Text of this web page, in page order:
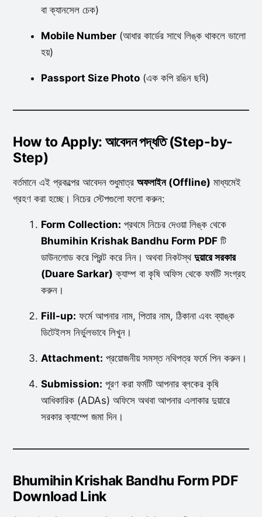
বা ক্যানসেল চেক)
Mobile Number(আধার কার্ডের সাথে লিঙ্ক থাকলে ভালো
হয়)
Passport Size Photo(এক কপি রঙিন ছবি)
How to Apply: আবেদন পদ্ধতি (Step-by-
Step)
বর্তমানে এই প্রকল্পের আবেদন শুধুমাত্র অফলাইন (Offline) মাধ্যমেই
গ্রহণ করা হচ্ছে। নিচের স্টেপগুলো ফলো করুন:
Form Collection: প্রথমে নিচের দেওয়া লিঙ্ক থেকে
Bhumihin Krishak Bandhu Form PDFটি
ডাউনলোড করে প্রিন্ট করে নিন। অথবা নিকটস্থ দুয়ারে সরকার
(Duare Sarkar) ক্যাম্প বা কৃষি অফিস থেকে ফর্মটি সংগ্রহ
করুন।
Fill-up: ফর্মে আপনার নাম, পিতার নাম, ঠিকানা এবং ব্যাঙ্ক
ডিটেইলস নির্ভুলভাবে লিখুন।
Attachment: প্রয়োজনীয় সমস্ত নথিপত্র ফর্মে পিন করুন।
Submission: পূরণ করা ফর্মটি আপনার ব্লকের কৃষি
আধিকারিক (ADAs) অফিসে অথবা আপনার এলাকার দুয়ারে
সরকার ক্যাম্পে জমা দিন।
Bhumihin Krishak Bandhu Form PDF
Download Link